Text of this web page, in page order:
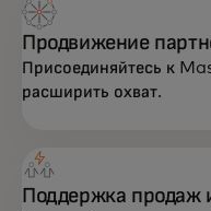
Продвижение
Присоединяйтесь к
расширить охват.
Поддержка продаж